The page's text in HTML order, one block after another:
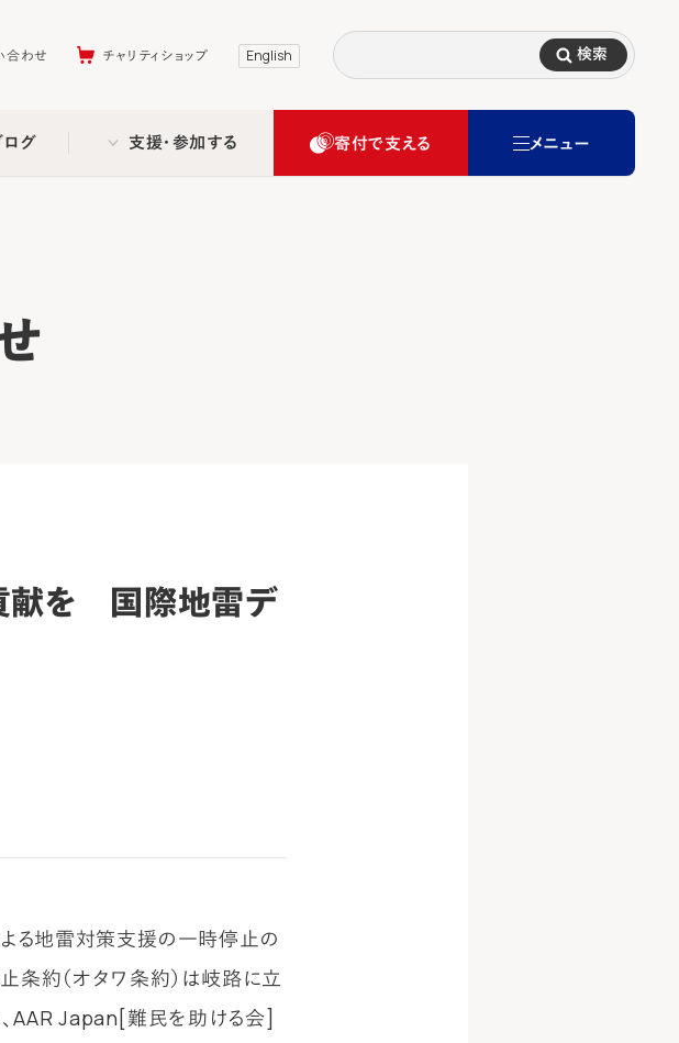
合わせ
チャリティショップ English 検索
ログ 支援・参加する 寄付で支える メニュー
献を 国際地雷デ
よる地雷対策支援の一時停止の
条約（オタワ条約）は岐路に立
AAR Japan[難民を助ける会]